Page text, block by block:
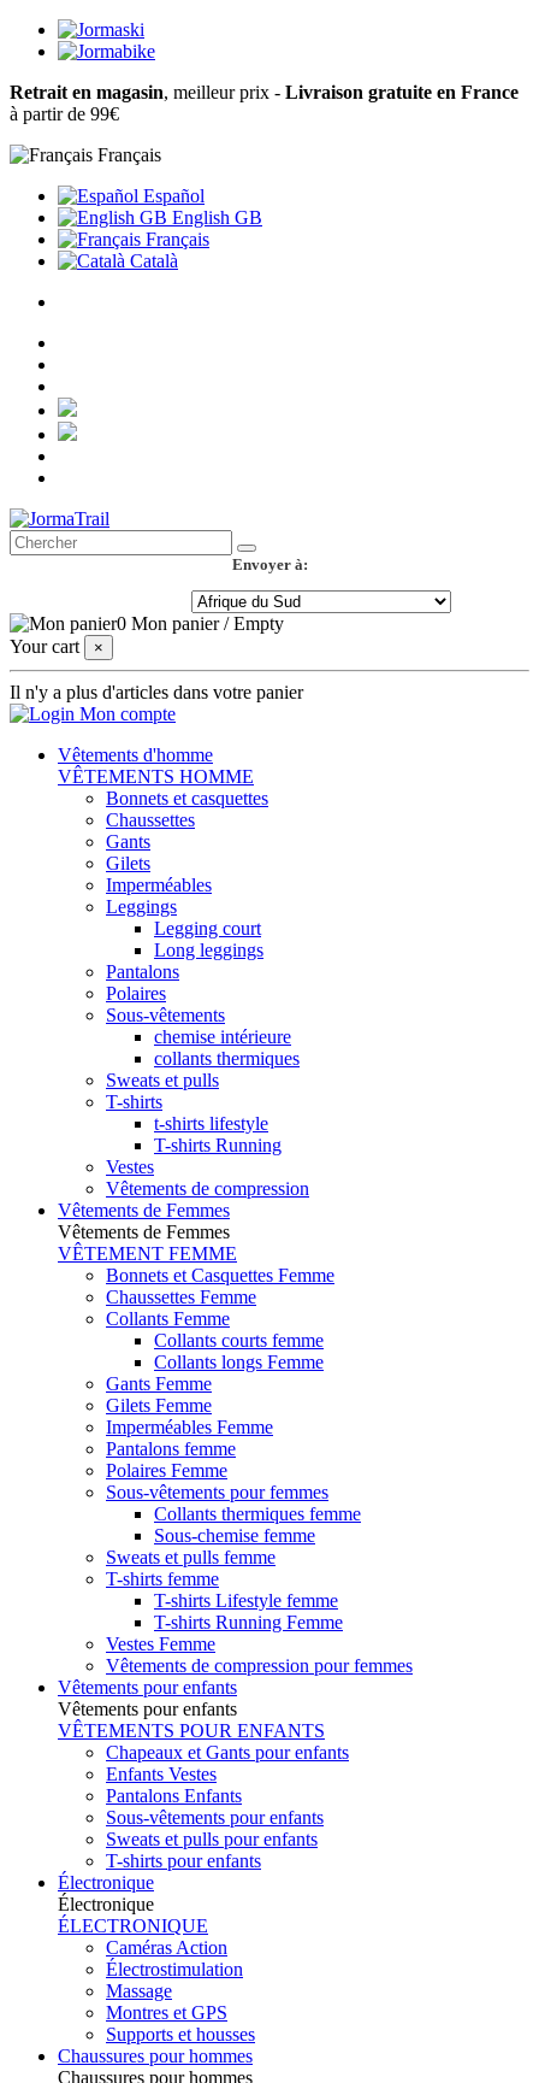
Retrait en magasin, meilleur prix - Livraison gratuite en France
à partir de 99€
Français
Español
English GB
Français
Català
Envoyer à:
0 Mon panier /Empty
Your cart
×
Il n'y a plus d'articles dans votre panier
Mon compte
Vêtements d'homme
VÊTEMENTS HOMME
Bonnets et casquettes
Chaussettes
Gants
Gilets
Imperméables
Leggings
Legging court
Long leggings
Pantalons
Polaires
Sous-vêtements
chemise intérieure
collants thermiques
Sweats et pulls
T-shirts
t-shirts lifestyle
T-shirts Running
Vestes
Vêtements de compression
Vêtements de Femmes
Vêtements de Femmes
VÊTEMENT FEMME
Bonnets et Casquettes Femme
Chaussettes Femme
Collants Femme
Collants courts femme
Collants longs Femme
Gants Femme
Gilets Femme
Imperméables Femme
Pantalons femme
Polaires Femme
Sous-vêtements pour femmes
Collants thermiques femme
Sous-chemise femme
Sweats et pulls femme
T-shirts femme
T-shirts Lifestyle femme
T-shirts Running Femme
Vestes Femme
Vêtements de compression pour femmes
Vêtements pour enfants
Vêtements pour enfants
VÊTEMENTS POUR ENFANTS
Chapeaux et Gants pour enfants
Enfants Vestes
Pantalons Enfants
Sous-vêtements pour enfants
Sweats et pulls pour enfants
T-shirts pour enfants
Électronique
Électronique
ÉLECTRONIQUE
Caméras Action
Électrostimulation
Massage
Montres et GPS
Supports et housses
Chaussures pour hommes
Chaussures pour hommes